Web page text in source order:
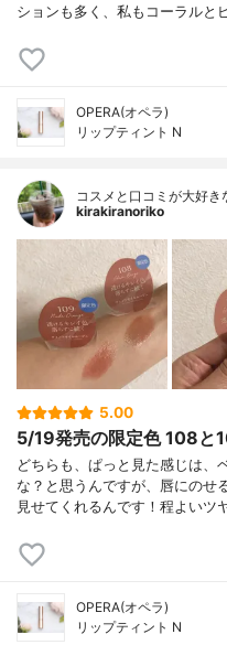
ションも多く、私もコーラルと
OPERA(オペラ)
リップティント N
コスメと口コミが大好き
kirakiranoriko
5.00
5/19発売の限定色 108と
どちらも、ぱっと見た感じは、
な？と思うんですが、唇にのせ
見せてくれるんです！程よいツ
OPERA(オペラ)
リップティント N